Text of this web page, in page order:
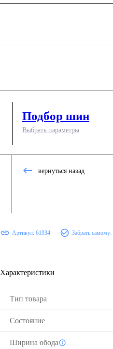
Подбор шин
Выбрать параметры
вернуться назад
Артикул: 61934 Забрать самому:
Характеристики
Тип товара
Состояние
Ширина обода